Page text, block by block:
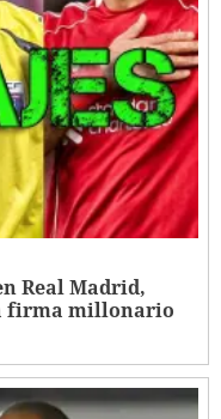
Real Madrid,
firma millonario